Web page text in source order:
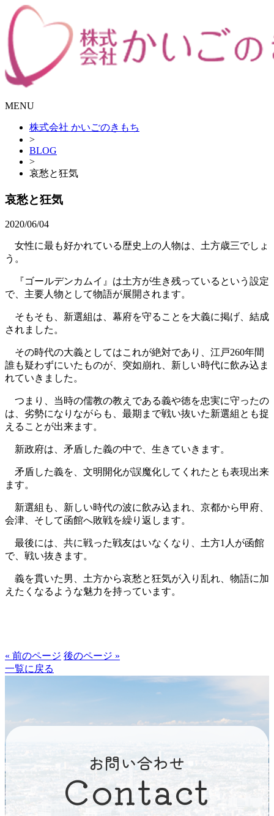
MENU
株式会社 かいごのきもち
>
BLOG
>
哀愁と狂気
哀愁と狂気
2020/06/04
女性に最も好かれている歴史上の人物は、土方歳三でしょ
う。
『ゴールデンカムイ』は土方が生き残っているという設定
で、主要人物として物語が展開されます。
そもそも、新選組は、幕府を守ることを大義に掲げ、結成
されました。
その時代の大義としてはこれが絶対であり、江戸260年間
誰も疑わずにいたものが、突如崩れ、新しい時代に飲み込ま
れていきました。
つまり、当時の儒教の教えである義や徳を忠実に守ったの
は、劣勢になりながらも、最期まで戦い抜いた新選組とも捉
えることが出来ます。
新政府は、矛盾した義の中で、生きていきます。
矛盾した義を、文明開化が誤魔化してくれたとも表現出来
ます。
新選組も、新しい時代の波に飲み込まれ、京都から甲府、
会津、そして函館へ敗戦を繰り返します。
最後には、共に戦った戦友はいなくなり、土方1人が函館
で、戦い抜きます。
義を貫いた男、土方から哀愁と狂気が入り乱れ、物語に加
えたくなるような魅力を持っています。
« 前のページ 後のページ »
一覧に戻る
お問い合わせ
Contact